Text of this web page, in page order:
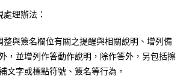
理辦法：
整與簽名欄位有關之提醒與相關說明、增列備
，並增列作答動作說明，除作答外，另包括擦
文字或標點符號、簽名等行為。